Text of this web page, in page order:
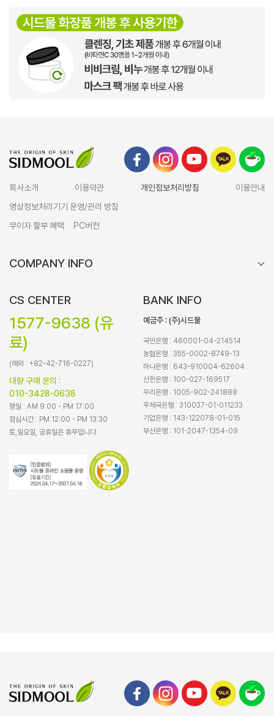
회사소개 이용약관 개인정보처리방침
이용안내
영상정보처리기기 운영/관리 방침
무이자 할부 혜택
PC버전
COMPANY INFO
CS CENTER
1577-9638 (유
료)
(해외 : +82-42-716-0227)
대량 구매 문의 :
010-3428-0638
평일 : AM 9:00 - PM 17:00
점심시간 : PM 12:00 - PM 13:30
토,일요일, 공휴일은 휴무입니다.
BANK INFO
예금주 : (주)시드물
국민은행 : 460001-04-214514
농협은행 : 355-0002-8749-13
하나은행 : 643-910004-62604
신한은행 : 100-027-169517
우리은행 : 1005-902-241888
우체국은행 : 310037-01-011233
기업은행 : 143-122078-01-015
부산은행 : 101-2047-1354-09